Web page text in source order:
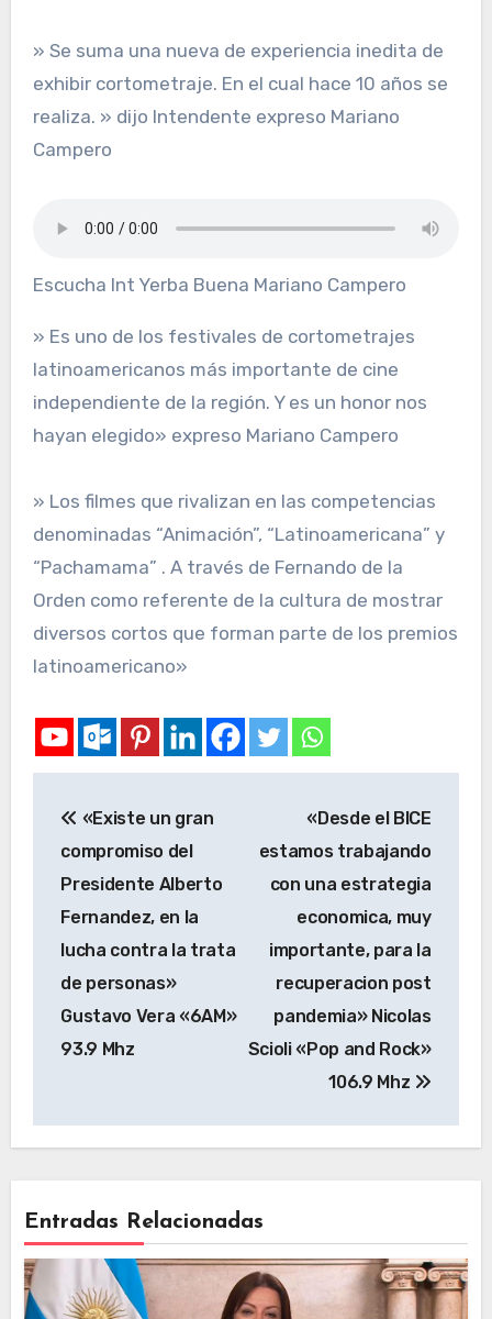
» Se suma una nueva de experiencia inedita de
exhibir cortometraje. En el cual hace 10 años se
realiza. » dijo Intendente expreso Mariano
Campero
Escucha Int Yerba Buena Mariano Campero
» Es uno de los festivales de cortometrajes
latinoamericanos más importante de cine
independiente de la región. Y es un honor nos
hayan elegido» expreso Mariano Campero
» Los filmes que rivalizan en las competencias
denominadas “Animación”, “Latinoamericana” y
“Pachamama” . A través de Fernando de la
Orden como referente de la cultura de mostrar
diversos cortos que forman parte de los premios
latinoamericano»
«Existe un gran
compromiso del
Presidente Alberto
Fernandez, en la
lucha contra la trata
de personas»
Gustavo Vera «6AM»
93.9 Mhz
«Desde el BICE
estamos trabajando
con una estrategia
economica, muy
importante, para la
recuperacion post
pandemia» Nicolas
Scioli «Pop and Rock»
106.9 Mhz
Entradas Relacionadas